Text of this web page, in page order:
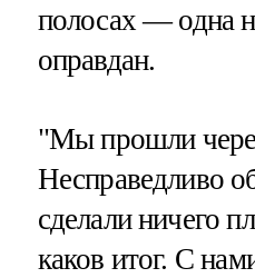
полосах — одна
оправдан.
"Мы прошли
Несправедливо
сделали ничего
каков итог. С